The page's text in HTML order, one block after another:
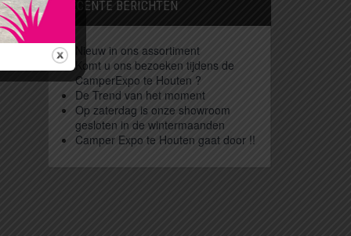
RECENTE BERICHTEN
Nieuw in ons assortiment
Komt u ons bezoeken tijdens de
CamperExpo te Houten ?
De Trend van het moment
Op zaterdag is onze showroom
gesloten in de wintermaanden
Camper Expo te Houten gaat door !!